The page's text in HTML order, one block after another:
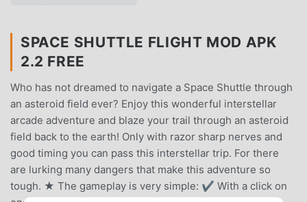
SPACE SHUTTLE FLIGHT MOD APK
2.2 FREE
Who has not dreamed to navigate a Space Shuttle through
an asteroid field ever? Enjoy this wonderful interstellar
arcade adventure and blaze your trail through an asteroid
field back to the earth! Only with razor sharp nerves and
good timing you can pass this interstellar trip. For there
are lurking many dangers that make this adventure so
tough. ★ The gameplay is very simple: ✔ With a click on